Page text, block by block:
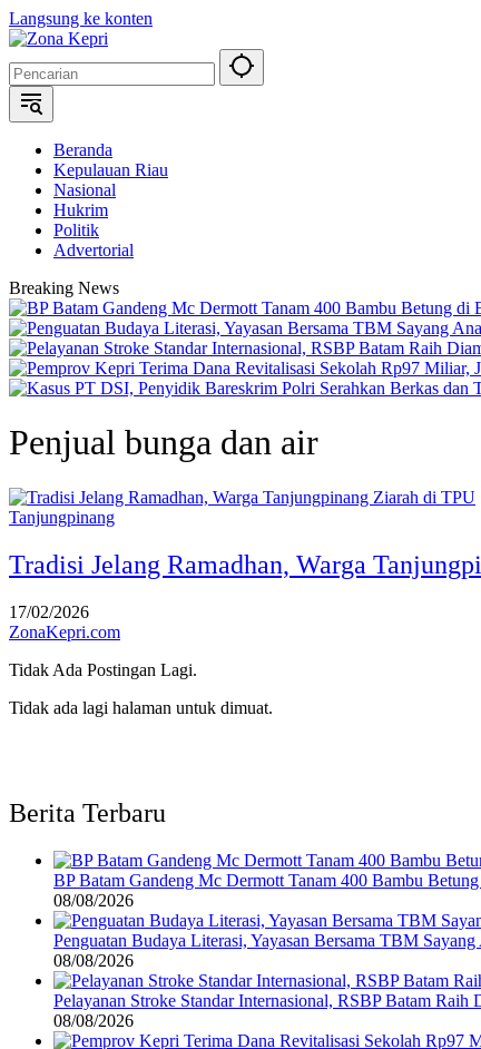
Langsung ke konten
Beranda
Kepulauan Riau
Nasional
Hukrim
Politik
Advertorial
Breaking News
Penjual bunga dan air
Tanjungpinang
Tradisi Jelang Ramadhan, Warga
17/02/2026
ZonaKepri.com
Tidak Ada Postingan Lagi.
Tidak ada lagi halaman untuk dimuat.
Berita Terbaru
BP Batam Gandeng Mc Dermott Tanam 400 Bambu
08/08/2026
Penguatan Budaya Literasi, Yayasan Bersama TBM
08/08/2026
Pelayanan Stroke Standar Internasional, RSBP Batam Raih
08/08/2026